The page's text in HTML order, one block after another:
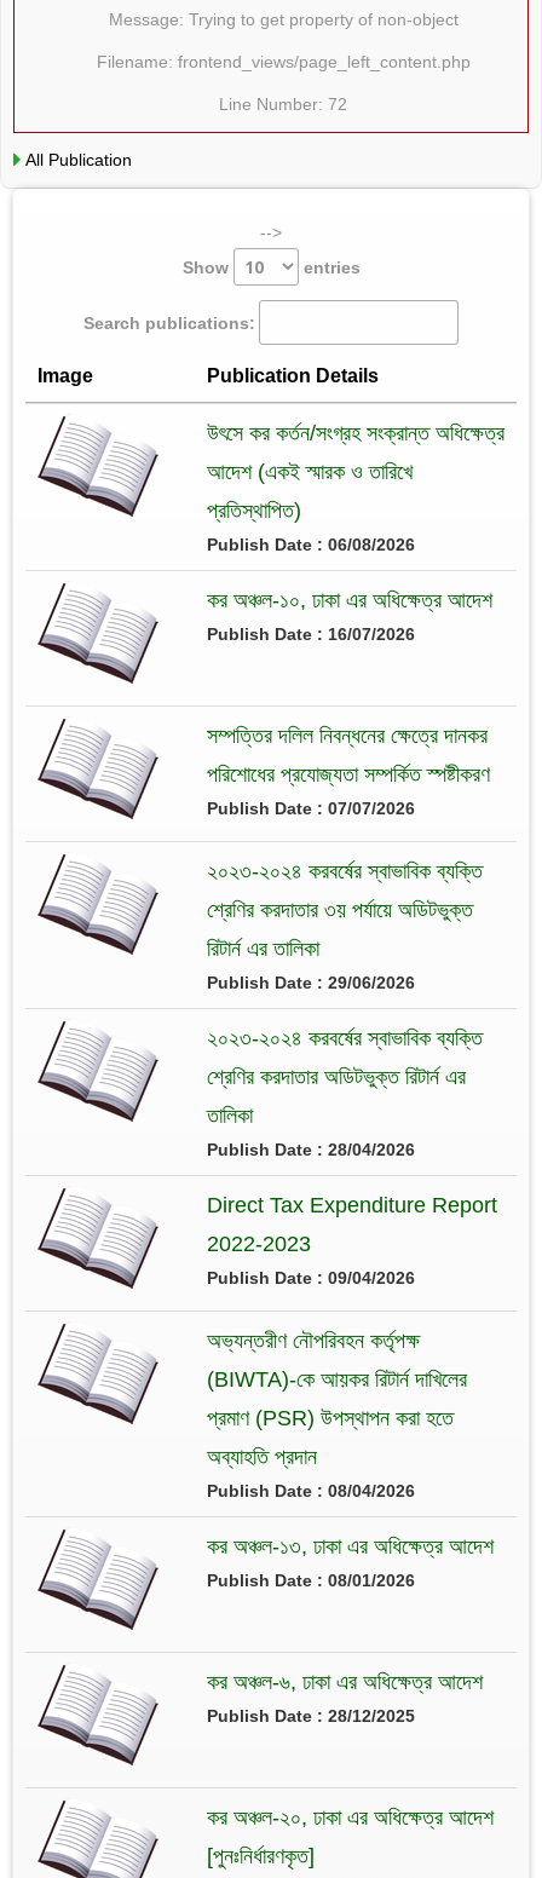
Message: Trying to get property of non-object
Filename: frontend_views/page_left_content.php
Line Number: 72
All Publication
-->
Show
entries
Search publications:
Image Publication Details
উৎসে কর কর্তন/সংগ্রহ সংক্রান্ত অধিক্ষেত্র
আদেশ (একই স্মারক ও তারিখে
প্রতিস্থাপিত)
Publish Date : 06/08/2026
কর অঞ্চল-১০, ঢাকা এর অধিক্ষেত্র আদেশ
Publish Date : 16/07/2026
সম্পত্তির দলিল নিবন্ধনের ক্ষেত্রে দানকর
পরিশোধের প্রযোজ্যতা সম্পর্কিত স্পষ্টীকরণ
Publish Date : 07/07/2026
২০২৩-২০২৪ করবর্ষের স্বাভাবিক ব্যক্তি
শ্রেণির করদাতার ৩য় পর্যায়ে অডিটভুক্ত
রিটার্ন এর তালিকা
Publish Date : 29/06/2026
২০২৩-২০২৪ করবর্ষের স্বাভাবিক ব্যক্তি
শ্রেণির করদাতার অডিটভুক্ত রিটার্ন এর
তালিকা
Publish Date : 28/04/2026
Direct Tax Expenditure Report
2022-2023
Publish Date : 09/04/2026
অভ্যন্তরীণ নৌপরিবহন কর্তৃপক্ষ
(BIWTA)-কে আয়কর রিটার্ন দাখিলের
প্রমাণ (PSR) উপস্থাপন করা হতে
অব্যাহতি প্রদান
Publish Date : 08/04/2026
কর অঞ্চল-১৩, ঢাকা এর অধিক্ষেত্র আদেশ
Publish Date : 08/01/2026
কর অঞ্চল-৬, ঢাকা এর অধিক্ষেত্র আদেশ
Publish Date : 28/12/2025
কর অঞ্চল-২০, ঢাকা এর অধিক্ষেত্র আদেশ
[পুনঃনির্ধারণকৃত]